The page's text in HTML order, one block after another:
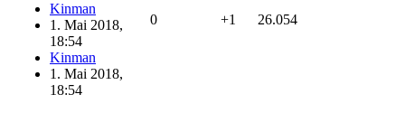
Kinman
1. Mai 2018,
18:54
Kinman
1. Mai 2018,
18:54
0 +1 26.054